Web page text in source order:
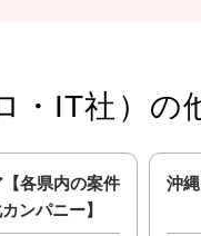
・IT社）の
【各県内の案件
ンパニー】
沖